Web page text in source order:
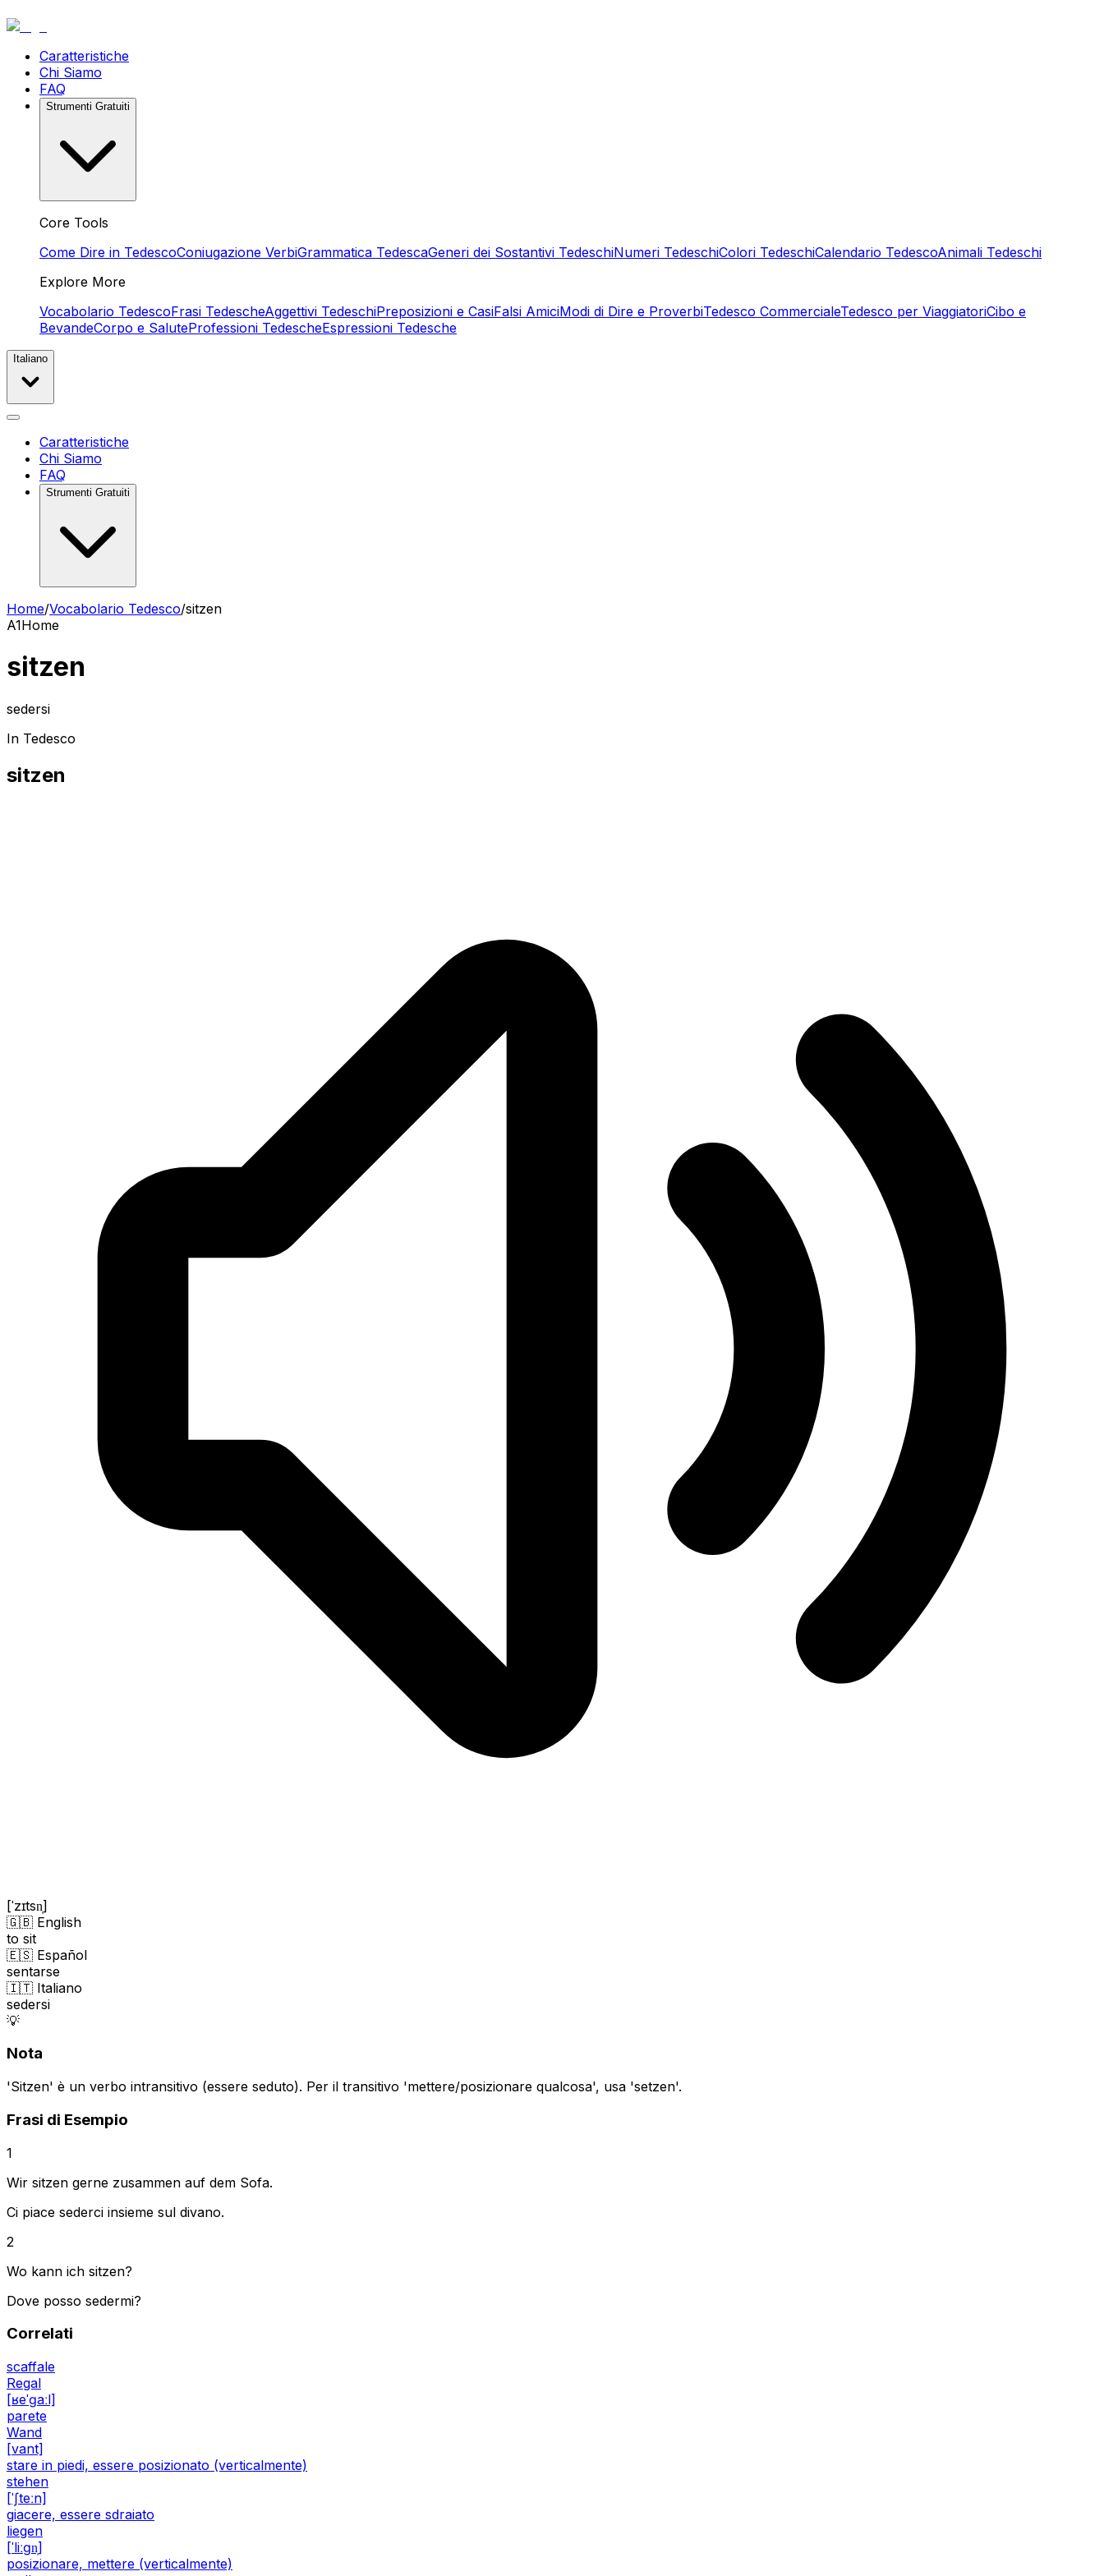
Caratteristiche
Chi Siamo
FAQ
Strumenti Gratuiti
Core Tools
Come Dire in TedescoConiugazione VerbiGrammatica TedescaGeneri dei Sostantivi TedeschiNumeri TedeschiColori TedeschiCalendario TedescoAnimali Tedeschi
Explore More
Vocabolario TedescoFrasi TedescheAggettivi TedeschiPreposizioni e CasiFalsi AmiciModi di Dire e ProverbiTedesco CommercialeTedesco per ViaggiatoriCibo e
BevandeCorpo e SaluteProfessioni TedescheEspressioni Tedesche
Italiano
Caratteristiche
Chi Siamo
FAQ
Strumenti Gratuiti
Home/Vocabolario Tedesco/sitzen
A1Home
sitzen
sedersi
In Tedesco
sitzen
[ˈzɪtsn̩]
🇬🇧 English
to sit
🇪🇸 Español
sentarse
🇮🇹 Italiano
sedersi
💡
Nota
'Sitzen' è un verbo intransitivo (essere seduto). Per il transitivo 'mettere/posizionare qualcosa', usa 'setzen'.
Frasi di Esempio
1
Wir sitzen gerne zusammen auf dem Sofa.
Ci piace sederci insieme sul divano.
2
Wo kann ich sitzen?
Dove posso sedermi?
Correlati
scaffale
Regal
[ʁeˈɡaːl]
parete
Wand
[vant]
stare in piedi, essere posizionato (verticalmente)
stehen
[ˈʃteːn]
giacere, essere sdraiato
liegen
[ˈliːɡn̩]
posizionare, mettere (verticalmente)